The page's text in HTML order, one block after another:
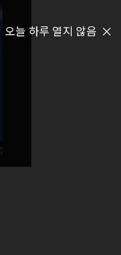
오늘 하루 열지 않음